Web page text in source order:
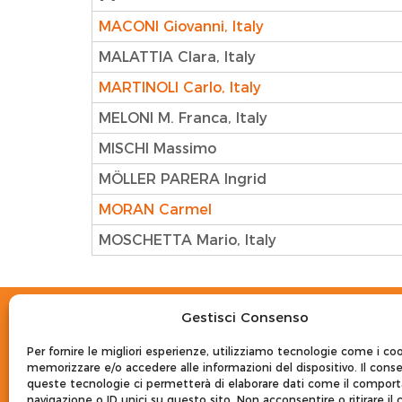
Gestisci Consenso
Per fornire le migliori esperienze, utilizziamo tecnologie come i
memorizzare e/o accedere alle informazioni del dispositivo. Il
queste tecnologie ci permetterà di elaborare dati come il
MACONI Giovanni, Italy
MALATTIA Clara, Italy
MARTINOLI Carlo, Italy
MELONI M. Franca, Italy
MISCHI Massimo
MÖLLER PARERA Ingrid
MORAN Carmel
MOSCHETTA Mario, Italy
LOCATION